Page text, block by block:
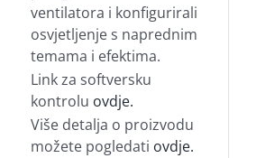
ventilatora i konfigurirali
osvjetljenje s naprednim
temama i efektima.
Link za softversku
kontrolu ovdje.
Više detalja o proizvodu
možete pogledati ovdje.